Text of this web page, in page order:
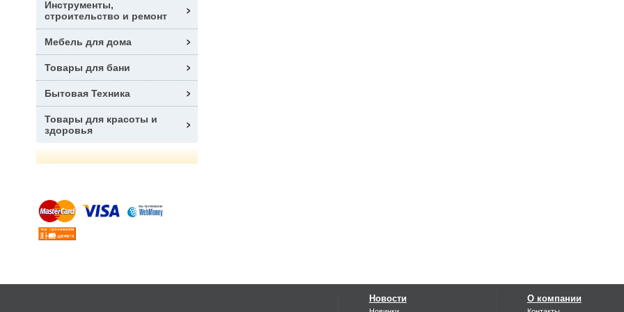
Инструменты,
строительство и ремонт
Мебель для дома
Товары для бани
Бытовая Техника
Товары для красоты и
здоровья
Новости О компании